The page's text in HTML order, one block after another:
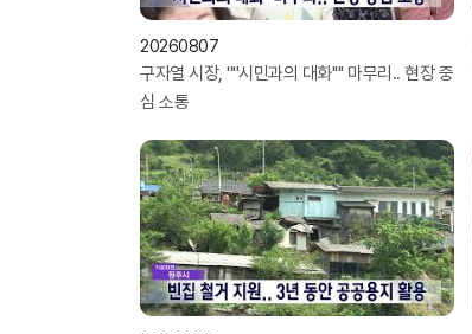
20260807
구자열 시장, ''''시민과의 대화'''' 마무리.. 현장 중
심 소통